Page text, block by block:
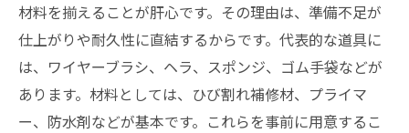
材料を揃えることが肝心です。その理由は、準備不足が
仕上がりや耐久性に直結するからです。代表的な道具に
は、ワイヤーブラシ、ヘラ、スポンジ、ゴム手袋などが
あります。材料としては、ひび割れ補修材、プライマ
ー、防水剤などが基本です。これらを事前に用意するこ